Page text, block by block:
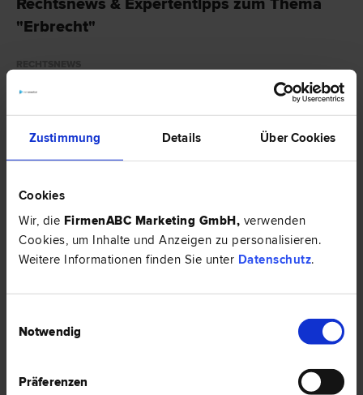
Zustimmung Details Über Cookies
Cookies
Wir, die FirmenABC Marketing GmbH, verwenden
Cookies, um Inhalte und Anzeigen zu personalisieren.
Weitere Informationen finden Sie unter Datenschutz.
Notwendig
Präferenzen
Rechtsnews & Expertentipps zum Thema
"Erbrecht"
Was ist ein Erbvertrag?
In einem Ehevertrag setzen sich Ehepartner gegenseitig als Erben ein.
Dieser Vertrag muss in Österreich notariell beglaubigt werden, damit er